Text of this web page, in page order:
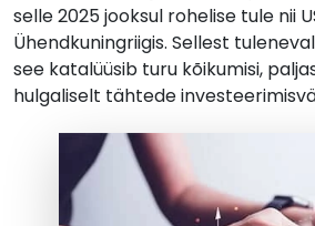
selle 2025 jooksul rohelise tule nii
Ühendkuningriigis. Sellest
see katalüüsib turu kõikumisi,
hulgaliselt tähtede